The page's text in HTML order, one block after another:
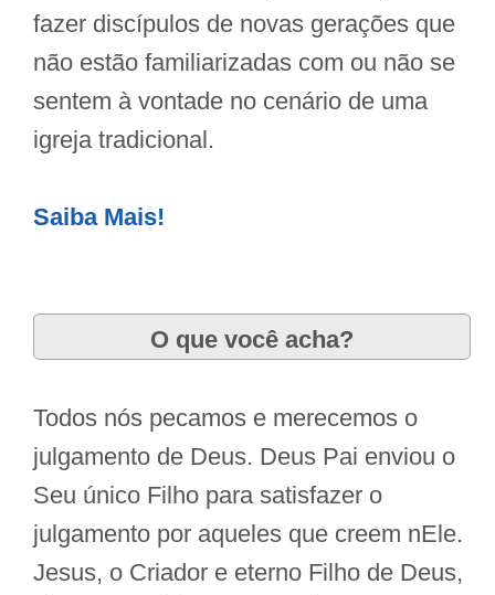
fazer discípulos de novas gerações que
não estão familiarizadas com ou não se
sentem à vontade no cenário de uma
igreja tradicional.
Saiba Mais!
O que você acha?
Todos nós pecamos e merecemos o
julgamento de Deus. Deus Pai enviou o
Seu único Filho para satisfazer o
julgamento por aqueles que creem nEle.
Jesus, o Criador e eterno Filho de Deus,